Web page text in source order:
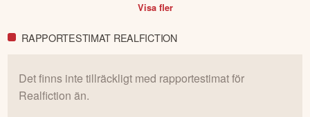
Visa fler
RAPPORTESTIMAT REALFICTION
Det finns inte tillräckligt med rapportestimat för
Realfiction än.